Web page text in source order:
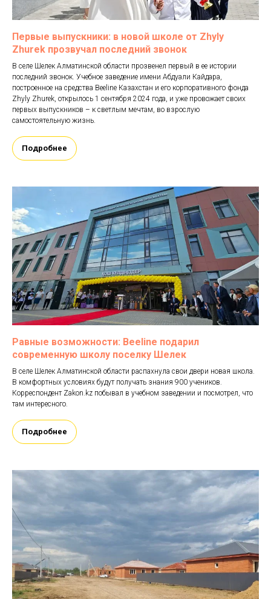
Первые выпускники: в новой школе от Zhyly
Zhurek прозвучал последний звонок
В селе Шелек Алматинской области прозвенел первый в ее истории
последний звонок. Учебное заведение имени Абдуали Кайдара,
построенное на средства Beeline Казахстан и его корпоративного фонда
Zhyly Zhurek, открылось 1 сентября 2024 года, и уже провожает своих
первых выпускников – к светлым мечтам, во взрослую
самостоятельную жизнь.
Подробнее
Равные возможности: Beeline подарил
современную школу поселку Шелек
В селе Шелек Алматинской области распахнула свои двери новая школа.
В комфортных условиях будут получать знания 900 учеников.
Корреспондент Zakon.kz побывал в учебном заведении и посмотрел, что
там интересного.
Подробнее